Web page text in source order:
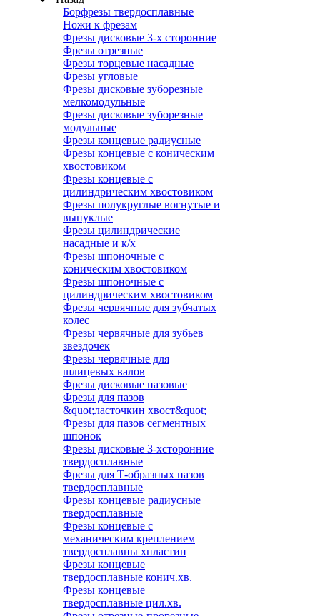
Борфрезы твердосплавные
Ножи к фрезам
Фрезы дисковые 3-х сторонние
Фрезы отрезные
Фрезы торцевые насадные
Фрезы угловые
Фрезы дисковые зуборезные
мелкомодульные
Фрезы дисковые зуборезные
модульные
Фрезы концевые радиусные
Фрезы концевые с коническим
хвостовиком
Фрезы концевые с
цилиндрическим хвостовиком
Фрезы полукруглые вогнутые и
выпуклые
Фрезы цилиндрические
насадные и к/х
Фрезы шпоночные с
коническим хвостовиком
Фрезы шпоночные с
цилиндрическим хвостовиком
Фрезы червячные для зубчатых
колес
Фрезы червячные для зубьев
звездочек
Фрезы червячные для
шлицевых валов
Фрезы дисковые пазовые
Фрезы для пазов
&quot;ласточкин хвост&quot;
Фрезы для пазов сегментных
шпонок
Фрезы дисковые 3-хсторонние
твердосплавные
Фрезы для Т-образных пазов
твердосплавные
Фрезы концевые радиусные
твердосплавные
Фрезы концевые с
механическим креплением
твердосплавны хпластин
Фрезы концевые
твердосплавные конич.хв.
Фрезы концевые
твердосплавные цил.хв.